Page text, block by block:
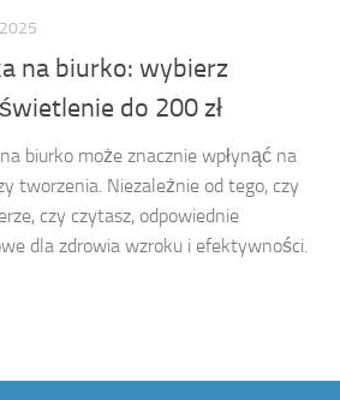
na biurko: wybierz
do 200 zł
biurko może znacznie wpłynąć na
tworzenia. Niezależnie od tego, czy
czy czytasz, odpowiednie
dla zdrowia wzroku i efektywności.